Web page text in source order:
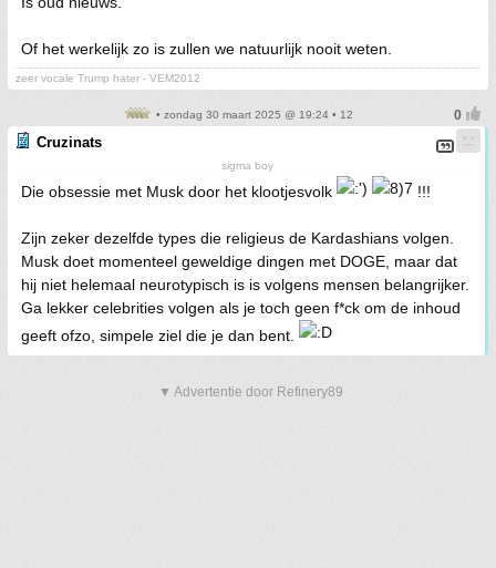
Of het werkelijk zo is zullen we natuurlijk nooit weten.
zeer vocale Trump hater - VEM2012
• zondag 30 maart 2025 @ 19:24 • 12
Cruzinats
sigma boy
Die obsessie met Musk door het klootjesvolk !!!
Zijn zeker dezelfde types die religieus de Kardashians volgen.
Musk doet momenteel geweldige dingen met DOGE, maar dat
hij niet helemaal neurotypisch is is volgens mensen belangrijker.
Ga lekker celebrities volgen als je toch geen f*ck om de inhoud
geeft ofzo, simpele ziel die je dan bent.
▼ Advertentie door Refinery89